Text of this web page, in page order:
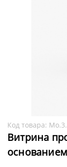
Код товара:
Витрина